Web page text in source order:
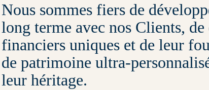
Nous sommes fiers de
long terme avec nos Clients,
financiers uniques et de leur
de patrimoine ultra-
leur héritage.